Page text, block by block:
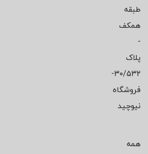
طبقه
همکف
-
پلاک
۳۰/۵۳۲-
فروشگاه
نیوچید
همه